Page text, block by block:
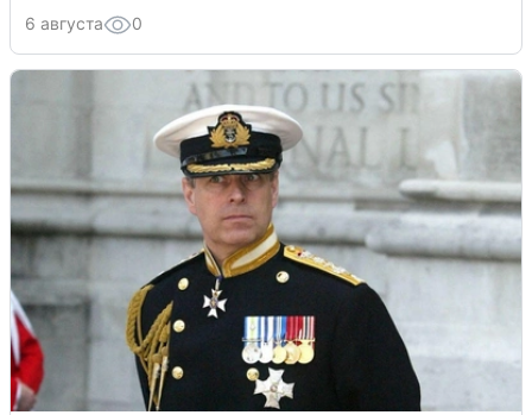
6 августа 0